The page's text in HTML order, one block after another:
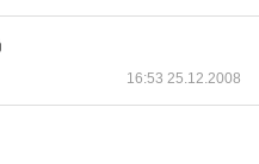
16:53 25.12.2008